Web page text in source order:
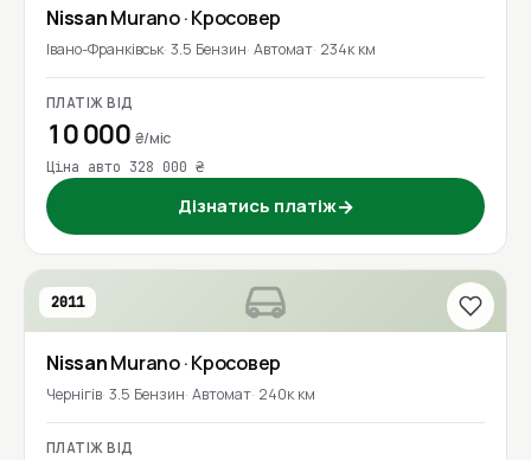
NissanMurano· Кросовер
Івано-Франківськ 3.5 Бензин Автомат 234к км
ПЛАТІЖ ВІД
10 000 ₴/міс
Ціна авто 328 000 ₴
Дізнатись платіж→
2011
NissanMurano· Кросовер
Чернігів 3.5 Бензин Автомат 240к км
ПЛАТІЖ ВІД